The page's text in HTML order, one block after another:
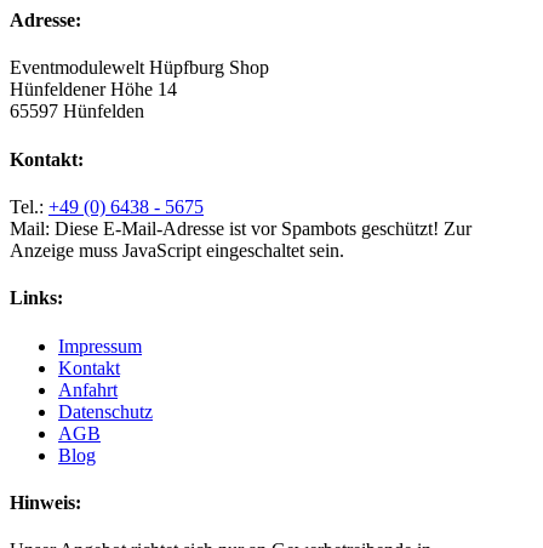
Adresse:
Eventmodulewelt Hüpfburg Shop
Hünfeldener Höhe 14
65597 Hünfelden
Kontakt:
Tel.: +49 (0) 6438 - 5675
Mail: Diese E-Mail-Adresse ist vor Spambots geschützt! Zur
Anzeige muss JavaScript eingeschaltet sein.
Links:
Impressum
Kontakt
Anfahrt
Datenschutz
AGB
Blog
Hinweis: